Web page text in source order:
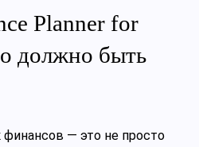
Planner for
должно быть
— это не просто